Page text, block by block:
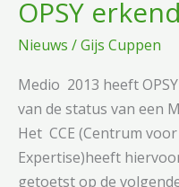
OPSY
Nieuws /Gijs Cuppen
Medio 2013 heeft
van de status van een
Het CCE (Centrum
Expertise)heeft
getoetst op de